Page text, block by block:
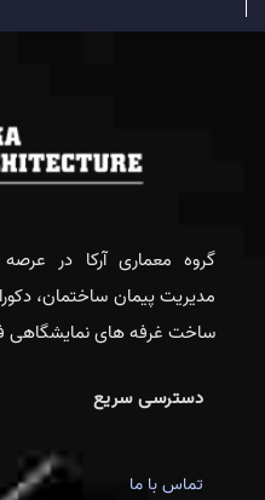
گروه معماری آرکا در
مدیریت پیمان ساختمان،
ساخت غرفه های نمایشگاهی
دسترسی سریع
تماس با ما